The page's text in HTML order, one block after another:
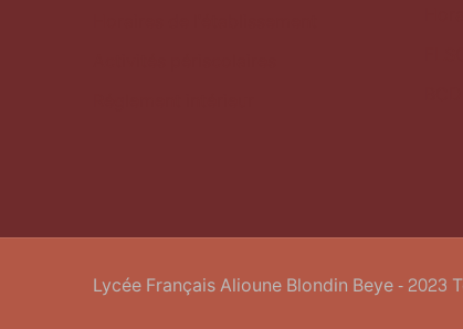
Lycée Français Alioune Blondin Beye - 2023